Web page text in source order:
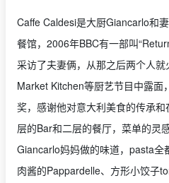
Caffe Caldesi是大厨Giancarlo和
餐馆，2006年BBC有一部叫
采访了夫妻俩，从那之后两个人就
Market Kitchen等厨艺节目中露面
奖，感谢他对意大利美食的传承
层的Bar和二层的餐厅，菜单的灵
Giancarlo妈妈做的味道，pasta全
肉酱的Pappardelle、方形小饺子